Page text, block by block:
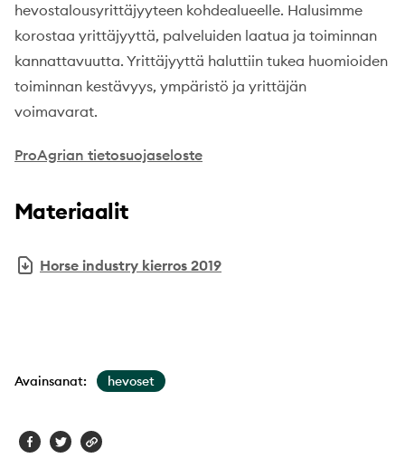
hevostalousyrittäjyyteen kohdealueelle. Halusimme
korostaa yrittäjyyttä, palveluiden laatua ja toiminnan
kannattavuutta. Yrittäjyyttä haluttiin tukea huomioiden
toiminnan kestävyys, ympäristö ja yrittäjän
voimavarat.
ProAgrian tietosuojaseloste
Materiaalit
Horse industry kierros 2019
Avainsanat: hevoset